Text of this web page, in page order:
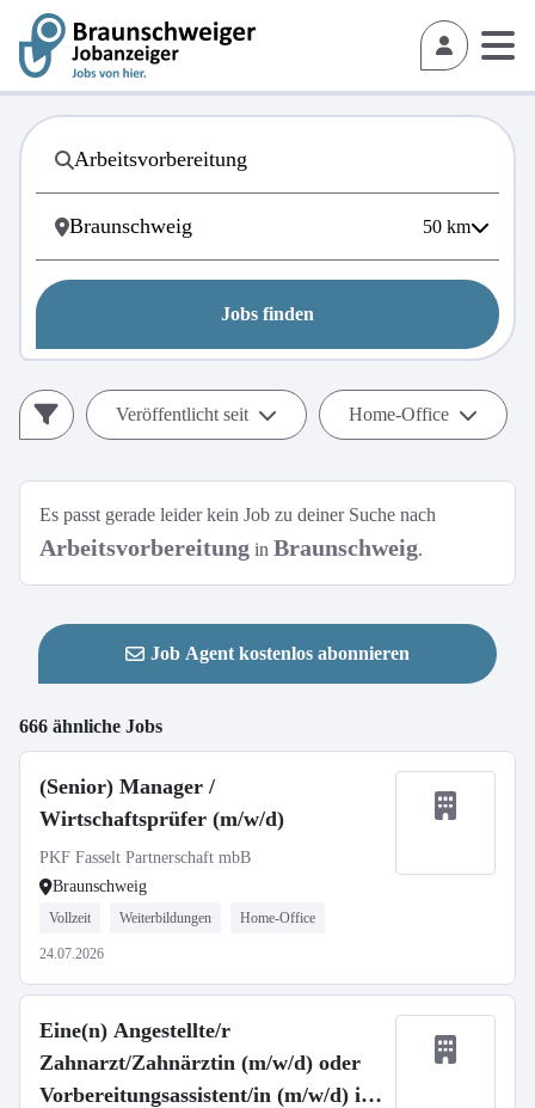
50 km
Jobs finden
Veröffentlicht seit Home-Office
Es passt gerade leider kein Job zu deiner Suche nach
Arbeitsvorbereitung in Braunschweig.
Job Agent kostenlos abonnieren
666 ähnliche Jobs
(Senior) Manager /
Wirtschaftsprüfer (m/w/d)
PKF Fasselt Partnerschaft mbB
Braunschweig
Vollzeit Weiterbildungen Home-Office
24.07.2026
Eine(n) Angestellte/r
Zahnarzt/Zahnärztin (m/w/d) oder
Vorbereitungsassistent/in (m/w/d) in